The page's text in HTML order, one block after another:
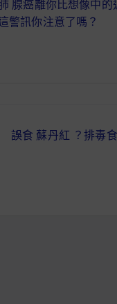
腺癌離你比想像中的
警訊你注意了嗎？
誤食 蘇丹紅 ？排毒